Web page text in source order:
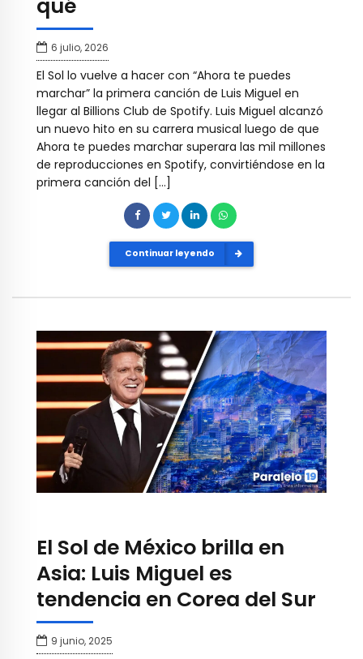
qué
6 julio, 2026
El Sol lo vuelve a hacer con “Ahora te puedes
marchar” la primera canción de Luis Miguel en
llegar al Billions Club de Spotify. Luis Miguel alcanzó
un nuevo hito en su carrera musical luego de que
Ahora te puedes marchar superara las mil millones
de reproducciones en Spotify, convirtiéndose en la
primera canción del […]
Continuar leyendo
El Sol de México brilla en
Asia: Luis Miguel es
tendencia en Corea del Sur
9 junio, 2025